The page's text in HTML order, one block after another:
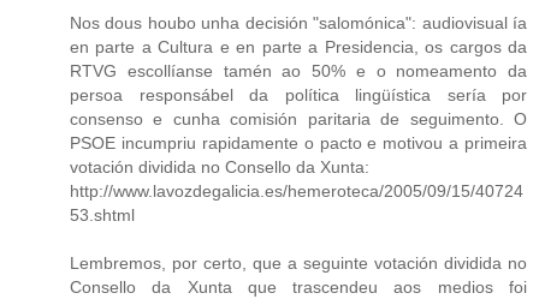
Nos dous houbo unha decisión "salomónica": audiovisual ía
en parte a Cultura e en parte a Presidencia, os cargos da
RTVG escollíanse tamén ao 50% e o nomeamento da
persoa responsábel da política lingüística sería por
consenso e cunha comisión paritaria de seguimento. O
PSOE incumpriu rapidamente o pacto e motivou a primeira
votación dividida no Consello da Xunta:
http://www.lavozdegalicia.es/hemeroteca/2005/09/15/40724
53.shtml
Lembremos, por certo, que a seguinte votación dividida no
Consello da Xunta que trascendeu aos medios foi